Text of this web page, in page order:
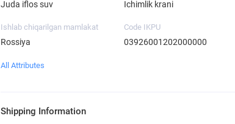
Juda iflos suv Ichimlik krani
Ishlab chiqarilgan mamlakat
Rossiya
Code IKPU
03926001202000000
All Attributes
Shipping Information